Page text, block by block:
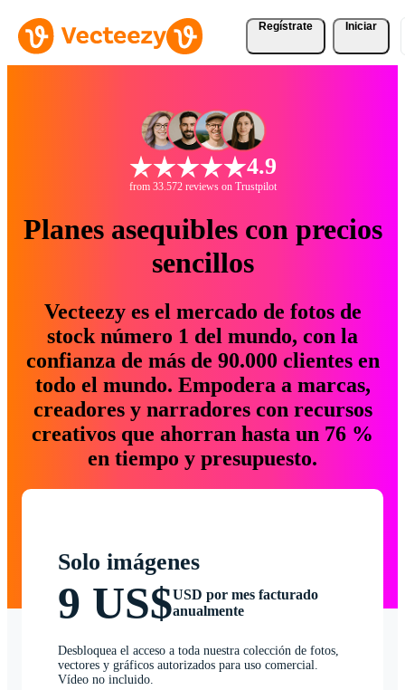
Regístrate Iniciar
4.9
from 33.572 reviews on Trustpilot
Planes asequibles con precios
sencillos
Vecteezy es el mercado de fotos de
stock número 1 del mundo, con la
confianza de más de 90.000 clientes en
todo el mundo. Empodera a marcas,
creadores y narradores con recursos
creativos que ahorran hasta un 76 %
en tiempo y presupuesto.
Solo imágenes
9 US$USD por mes facturado
anualmente
Desbloquea el acceso a toda nuestra colección de fotos,
vectores y gráficos autorizados para uso comercial.
Vídeo no incluido.